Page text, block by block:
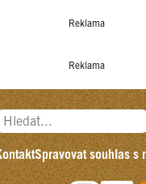
Reklama
Reklama
Spravovat souhlas s